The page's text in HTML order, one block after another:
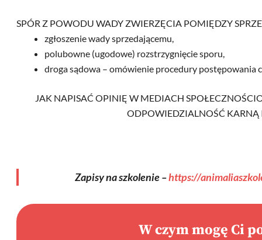
SPÓR Z POWODU WADY ZWIERZĘCIA POMIĘDZY
zgłoszenie wady sprzedającemu,
polubowne (ugodowe) rozstrzygnięcie sporu,
droga sądowa – omówienie procedury postępowania
JAK NAPISAĆ OPINIĘ W MEDIACH
ODPOWIEDZIALNOŚĆ KARNĄ
Zapisy na szkolenie –https://
W czym mogę Ci